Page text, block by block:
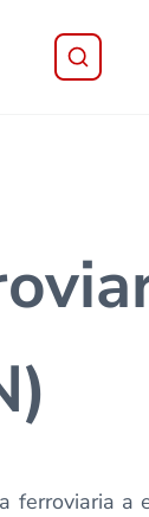
ferroviaria